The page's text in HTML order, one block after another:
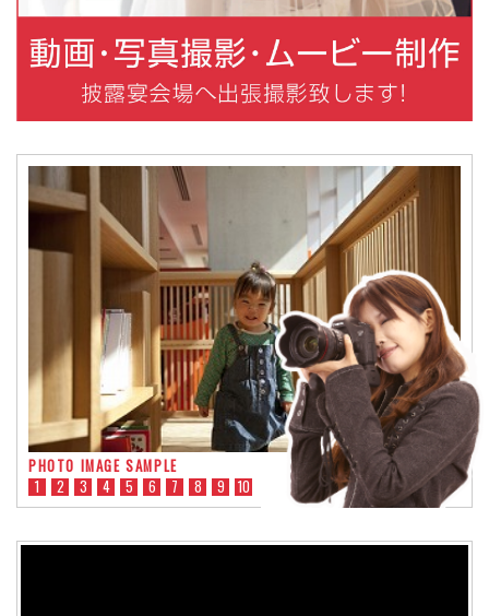
PHOTO IMAGE SAMPLE
1
2 3 4 5 6 7 8 9 10